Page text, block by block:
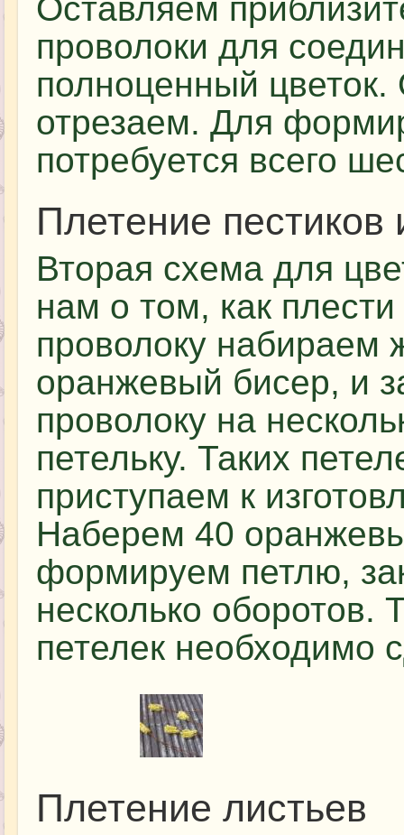
Оставляем
проволоки для
полноценный
отрезаем. Для
потребуется всего
Плетение пестиков
Вторая схема для
нам о том, как
проволоку набираем
оранжевый бисер, и
проволоку на
петельку. Таких
приступаем к
Наберем 40
формируем петлю,
несколько оборотов.
петелек необходимо
Плетение листьев